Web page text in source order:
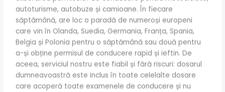
autoturisme, autobuze și camioane. În fiecare
săptămână, are loc o paradă de numeroși europeni
care vin în Olanda, Suedia, Germania, Franța, Spania,
Belgia și Polonia pentru o săptămână sau două pentru
a-și obține permisul de conducere rapid și ieftin. De
aceea, serviciul nostru este fiabil și fără riscuri: dosarul
dumneavoastră este inclus în toate celelalte dosare
care acoperă toate examenele de conducere și nu